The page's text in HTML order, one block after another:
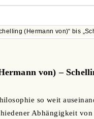
(Hermann von) bis
von) –
so weit
Abhängigkeit